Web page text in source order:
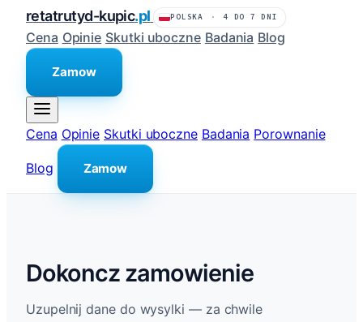
retatrutyd-kupic.pl POLSKA · 4 DO 7 DNI
Cena Opinie Skutki uboczne Badania Blog
Zamow
Cena Opinie Skutki uboczne Badania Porownanie
Blog Zamow
Dokoncz zamowienie
Uzupelnij dane do wysylki — za chwile